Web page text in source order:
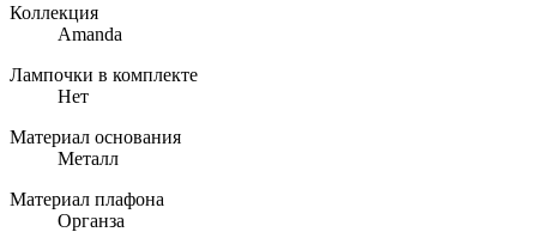
Коллекция
Amanda
Лампочки в комплекте
Нет
Материал основания
Металл
Материал плафона
Органза